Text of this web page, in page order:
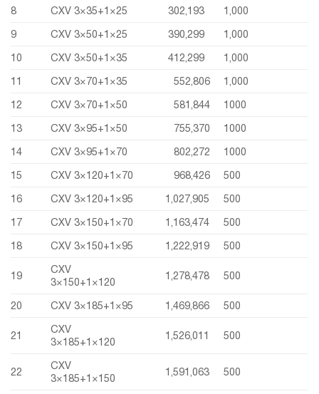
8 CXV 3×35+1×25 302,193
1,000
9
CXV 3×50+1×25 390,299
1,000
10
CXV 3×50+1×35 412,299
1,000
11
CXV 3×70+1×35 552,806
1,000
12
CXV 3×70+1×50 581,844
1000
13
CXV 3×95+1×50 755,370
1000
14
CXV 3×95+1×70 802,272
1000
15
CXV 3×120+1×70 968,426
500
16
CXV 3×120+1×95 1,027,905
500
17
CXV 3×150+1×70 1,163,474
500
18
CXV 3×150+1×95 1,222,919 500
19
CXV
3×150+1×120
1,278,478 500
20 CXV 3×185+1×95 1,469,866 500
21
CXV
3×185+1×120
1,526,011 500
22
CXV
3×185+1×150
1,591,063 500